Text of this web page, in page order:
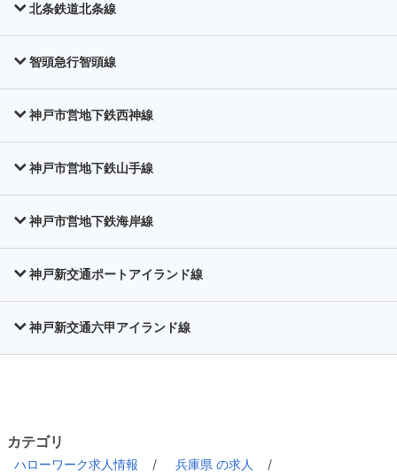
北条鉄道北条線
智頭急行智頭線
神戸市営地下鉄西神線
神戸市営地下鉄山手線
神戸市営地下鉄海岸線
神戸新交通ポートアイランド線
神戸新交通六甲アイランド線
カテゴリ
ハローワーク求人情報
兵庫県 の求人